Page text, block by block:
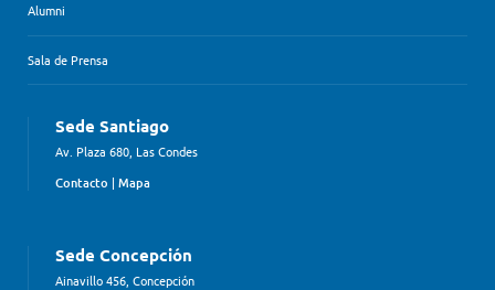
Alumni
Sala de Prensa
Sede Santiago
Av. Plaza 680, Las Condes
Contacto | Mapa
Sede Concepción
Ainavillo 456, Concepción